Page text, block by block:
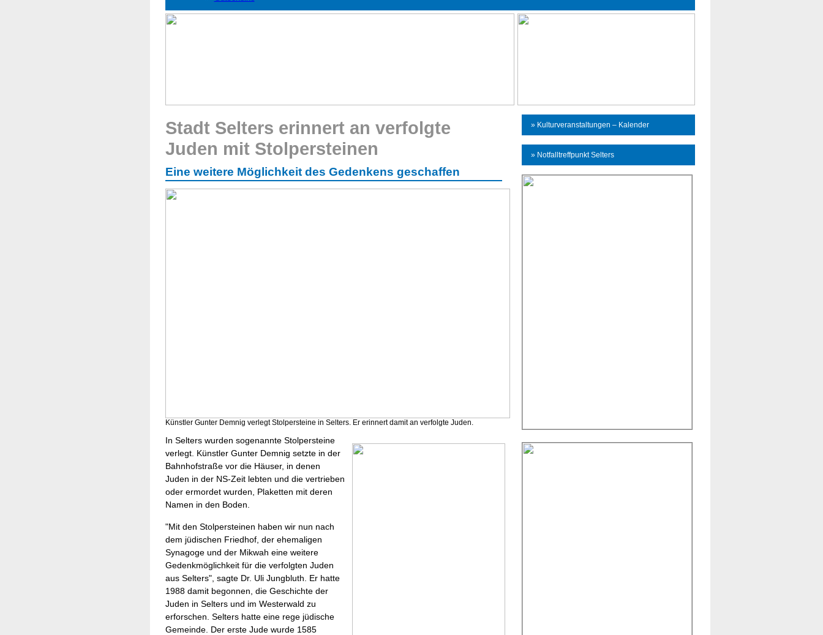
Stadt Selters erinnert an verfolgte
Juden mit Stolpersteinen
Eine weitere Möglichkeit des Gedenkens geschaffen
Künstler Gunter Demnig verlegt Stolpersteine in Selters. Er erinnert damit an verfolgte Juden.
In Selters wurden sogenannte Stolpersteine
verlegt. Künstler Gunter Demnig setzte in der
Bahnhofstraße vor die Häuser, in denen
Juden in der NS-Zeit lebten und die vertrieben
oder ermordet wurden, Plaketten mit deren
Namen in den Boden.
"Mit den Stolpersteinen haben wir nun nach
dem jüdischen Friedhof, der ehemaligen
Synagoge und der Mikwah eine weitere
Gedenkmöglichkeit für die verfolgten Juden
aus Selters", sagte Dr. Uli Jungbluth. Er hatte
1988 damit begonnen, die Geschichte der
Juden in Selters und im Westerwald zu
erforschen. Selters hatte eine rege jüdische
Gemeinde. Der erste Jude wurde 1585
» Kulturveranstaltungen – Kalender
» Notfalltreffpunkt Selters